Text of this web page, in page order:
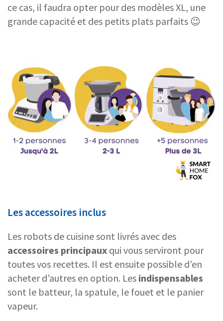
ce cas, il faudra opter pour des modèles XL, une
grande capacité et des petits plats parfaits 😉
Les accessoires inclus
Les robots de cuisine sont livrés avec des
accessoires principaux qui vous serviront pour
toutes vos recettes. Il est ensuite possible d’en
acheter d’autres en option. Les indispensables
sont le batteur, la spatule, le fouet et le panier
vapeur.